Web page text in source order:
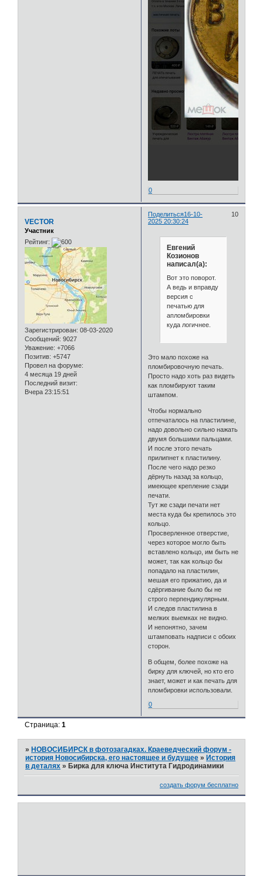
0
Поделиться 10
16-10-
2025 20:30:24
VECTOR
Участник
Рейтинг:
Зарегистрирован: 08-03-2020
Сообщений: 9027
Уважение: +7066
Позитив: +5747
Провел на форуме:
4 месяца 19 дней
Последний визит:
Вчера 23:15:51
Евгений
Козионов
написал(а):
Вот это поворот.
А ведь и вправду
версия с
печатью для
апломбировки
куда логичнее.
Это мало похоже на
пломбировочную печать.
Просто надо хоть раз видеть
как пломбируют таким
штампом.
Чтобы нормально
отпечаталось на пластилине,
надо довольно сильно нажать
двумя большими пальцами.
И после этого печать
прилипнет к пластилину.
После чего надо резко
дёрнуть назад за кольцо,
имеющее крепление сзади
печати.
Тут же сзади печати нет
места куда бы крепилось это
кольцо.
Просверленное отверстие,
через которое могло быть
вставлено кольцо, им быть не
может, так как кольцо бы
попадало на пластилин,
мешая его прижатию, да и
сдёргивание было бы не
строго перпендикулярным.
И следов пластилина в
мелких выемках не видно.
И непонятно, зачем
штамповать надписи с обоих
сторон.
В общем, более похоже на
бирку для ключей, но кто его
знает, может и как печать для
пломбировки использовали.
0
Страница:1
» НОВОСИБИРСК в фотозагадках. Краеведческий форум -
история Новосибирска, его настоящее и будущее » История
в деталях » Бирка для ключа Института Гидродинамики
создать форум бесплатно